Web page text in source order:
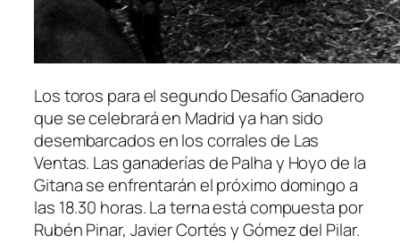
Los toros para el segundo Desafío Ganadero
que se celebrará en Madrid ya han sido
desembarcados en los corrales de Las
Ventas. Las ganaderías de Palha y Hoyo de la
Gitana se enfrentarán el próximo domingo a
las 18.30 horas. La terna está compuesta por
Rubén Pinar, Javier Cortés y Gómez del Pilar.